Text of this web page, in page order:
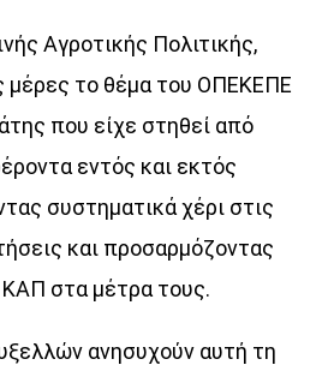
Αγροτικής Πολιτικής,
µέρες το θέµα του ΟΠΕΚΕΠΕ
που είχε στηθεί από
εντός και εκτός
συστηµατικά χέρι στις
και προσαρµόζοντας
στα µέτρα τους.
ανησυχούν αυτή τη